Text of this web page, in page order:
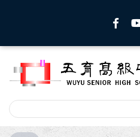
內
Search
Search